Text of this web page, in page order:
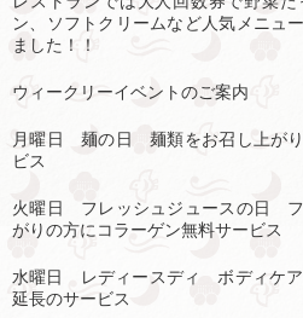
ン、ソフトクリームなど人気メニュ
ました！！
ウィークリーイベントのご案内
月曜日 麺の日 麺類をお召し上がり
ビス
火曜日 フレッシュジュースの日 フ
がりの方にコラーゲン無料サービス
水曜日 レディースディ ボディケア
延長のサービス